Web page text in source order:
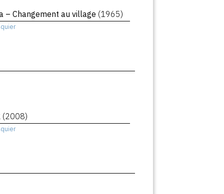
– Changement au village (1965)
(2008)